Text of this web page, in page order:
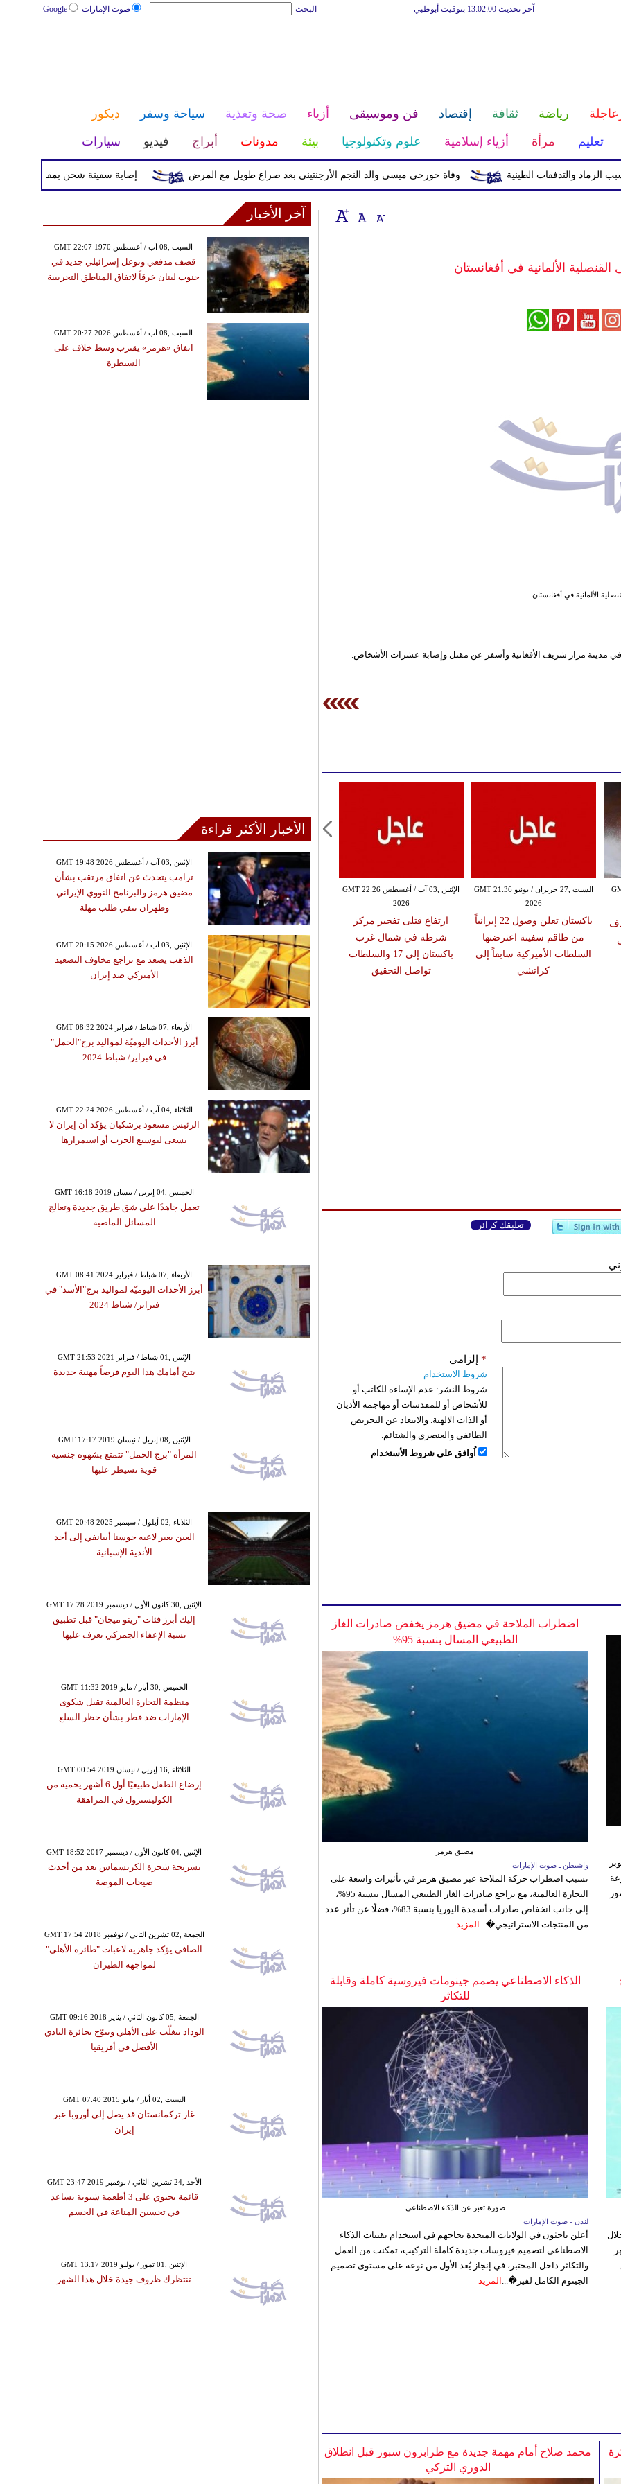
صوت الإمارات Google البحث آخر تحديث 13:02:00 بتوقيت أبوظبي
رياضة ثقافة إقتصاد فن وموسيقى أزياء صحة وتغذية سياحة وسفر
ديكور
تعليم مرأة أزياء إسلامية علوم وتكنولوجيا بيئة مدونات أبراج فيديو سيارات
إصابة سفينة شحن بمقذوف مجهول قرب وفاة خورخي ميسي والد النجم الأرجنتيني بعد صراع طويل مع المرض
الألمانية في أفغانستان
الألمانية في أفغانستان
في مدينة مزار شريف الأفغانية وأسفر عن مقتل وإصابة عشرات الأشخاص.
الإثنين ,03 آب / أغسطس GMT 22:26
2026
ارتفاع قتلى تفجير مركز
شرطة في شمال غرب
باكستان إلى 17 والسلطات
تواصل التحقيق
السبت ,27 حزيران / يونيو GMT 21:36
2026
باكستان تعلن وصول 22 إيرانياً
من طاقم سفينة اعترضتها
السلطات الأميركية سابقاً إلى
كراتشي
تعليقك كزائر
إلزامي *
شروط الاستخدام
شروط النشر: عدم الإساءة للكاتب أو
للأشخاص أو للمقدسات أو مهاجمة الأديان
أو الذات الالهية. والابتعاد عن التحريض
الطائفي والعنصري والشتائم.
اُوافق على شروط الأستخدام
اضطراب الملاحة في مضيق هرمز يخفض صادرات الغاز
الطبيعي المسال بنسبة 95%
مضيق هرمز
واشنطن ـ صوت الإمارات
تسبب اضطراب حركة الملاحة عبر مضيق هرمز في تأثيرات واسعة على
التجارة العالمية، مع تراجع صادرات الغاز الطبيعي المسال بنسبة 95%،
إلى جانب انخفاض صادرات أسمدة اليوريا بنسبة 83%، فضلًا عن تأثر عدد
من المنتجات الاستراتيجي�... المزيد
الذكاء الاصطناعي يصمم جينومات فيروسية كاملة وقابلة
للتكاثر
صورة تعبر عن الذكاء الاصطناعي
لندن - صوت الإمارات
أعلن باحثون في الولايات المتحدة نجاحهم في استخدام تقنيات الذكاء
الاصطناعي لتصميم فيروسات جديدة كاملة التركيب، تمكنت من العمل
والتكاثر داخل المختبر، في إنجاز يُعد الأول من نوعه على مستوى تصميم
الجينوم الكامل لفير�... المزيد
لعام 2026، من خلال
محمد صلاح أمام مهمة جديدة مع طرابزون سبور قبل انطلاق
الدوري التركي
آخر الأخبار
GMT 22:07 1970 السبت ,08 آب / أغسطس
قصف مدفعي وتوغل إسرائيلي جديد في
جنوب لبنان خرقاً لاتفاق المناطق التجريبية
GMT 20:27 2026 السبت ,08 آب / أغسطس
اتفاق «هرمز» يقترب وسط خلاف على
السيطرة
الأخبار الأكثر قراءة
GMT 19:48 2026 الإثنين ,03 آب / أغسطس
ترامب يتحدث عن اتفاق مرتقب بشأن
مضيق هرمز والبرنامج النووي الإيراني
وطهران تنفي طلب مهلة
GMT 20:15 2026 الإثنين ,03 آب / أغسطس
الذهب يصعد مع تراجع مخاوف التصعيد
الأميركي ضد إيران
GMT 08:32 2024 الأربعاء ,07 شباط / فبراير
أبرز الأحداث اليوميّة لمواليد برج"الحمل"
في فبراير/ شباط 2024
GMT 22:24 2026 الثلاثاء ,04 آب / أغسطس
الرئيس مسعود بزشكيان يؤكد أن إيران لا
تسعى لتوسيع الحرب أو استمرارها
GMT 16:18 2019 الخميس ,04 إبريل / نيسان
تعمل جاهدًا على شق طريق جديدة وتعالج
المسائل الماضية
GMT 08:41 2024 الأربعاء ,07 شباط / فبراير
أبرز الأحداث اليوميّة لمواليد برج"الأسد" في
فبراير/ شباط 2024
GMT 21:53 2021 الإثنين ,01 شباط / فبراير
يتيح أمامك هذا اليوم فرصاً مهنية جديدة
GMT 17:17 2019 الإثنين ,08 إبريل / نيسان
المرأة "برج الحمل" تتمتع بشهوة جنسية
قوية تسيطر عليها
GMT 20:48 2025 الثلاثاء ,02 أيلول / سبتمبر
العين يعير لاعبه جوسنا أبيانفي إلى أحد
الأندية الإسبانية
GMT 17:28 2019 الإثنين ,30 كانون الأول / ديسمبر
إليك أبرز فئات "رينو ميجان" قبل تطبيق
نسبة الإعفاء الجمركي تعرف عليها
GMT 11:32 2019 الخميس ,30 أيار / مايو
منظمة التجارة العالمية تقبل شكوى
الإمارات ضد قطر بشأن حظر السلع
GMT 00:54 2019 الثلاثاء ,16 إبريل / نيسان
إرضاع الطفل طبيعيًا أول 6 أشهر يحميه من
الكوليسترول في المراهقة
GMT 18:52 2017 الإثنين ,04 كانون الأول / ديسمبر
تسريحة شجرة الكريسماس تعد من أحدث
صيحات الموضة
GMT 17:54 2018 الجمعة ,02 تشرين الثاني / نوفمبر
الصافي يؤكد جاهزية لاعبات "طائرة الأهلي"
لمواجهة الطيران
GMT 09:16 2018 الجمعة ,05 كانون الثاني / يناير
الوداد يتغلّب على الأهلي ويتوّج بجائزة النادي
الأفضل في أفريقيا
GMT 07:40 2015 السبت ,02 أيار / مايو
غاز تركمانستان قد يصل إلى أوروبا عبر
إيران
GMT 23:47 2019 الأحد ,24 تشرين الثاني / نوفمبر
قائمة تحتوي على 3 أطعمة شتوية تساعد
في تحسين المناعة في الجسم
GMT 13:17 2019 الإثنين ,01 تموز / يوليو
تنتظرك ظروف جيدة خلال هذا الشهر